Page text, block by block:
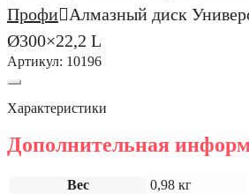
Профи
Алмазный диск
Ø300×22,2 L
Артикул: 10196
Характеристики
Дополнительная
Вес 0,98 кг